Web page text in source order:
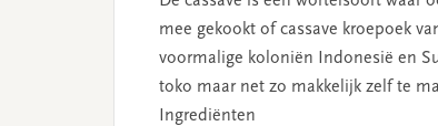
mee gekookt of cassave kroepoek
voormalige koloniën Indonesië en
toko maar net zo makkelijk zelf te
Ingrediënten